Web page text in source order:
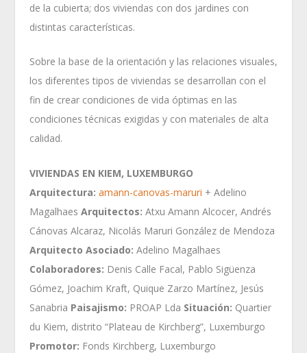
de la cubierta; dos viviendas con dos jardines con
distintas características.
Sobre la base de la orientación y las relaciones visuales,
los diferentes tipos de viviendas se desarrollan con el
fin de crear condiciones de vida óptimas en las
condiciones técnicas exigidas y con materiales de alta
calidad.
VIVIENDAS EN KIEM, LUXEMBURGO
Arquitectura: amann-canovas-maruri + Adelino
Magalhaes Arquitectos: Atxu Amann Alcocer, Andrés
Cánovas Alcaraz, Nicolás Maruri González de Mendoza
Arquitecto Asociado: Adelino Magalhaes
Colaboradores: Denis Calle Facal, Pablo Sigüenza
Gómez, Joachim Kraft, Quique Zarzo Martínez, Jesús
Sanabria Paisajismo: PROAP Lda Situación: Quartier
du Kiem, distrito “Plateau de Kirchberg”, Luxemburgo
Promotor: Fonds Kirchberg, Luxemburgo